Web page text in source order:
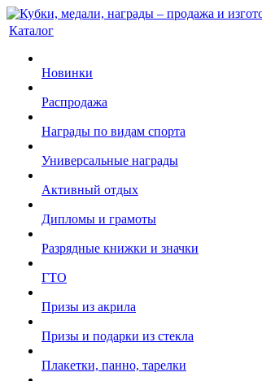
Каталог
Новинки
Распродажа
Награды по видам спорта
Универсальные награды
Активный отдых
Дипломы и грамоты
Разрядные книжки и значки
ГТО
Призы из акрила
Призы и подарки из стекла
Плакетки, панно, тарелки